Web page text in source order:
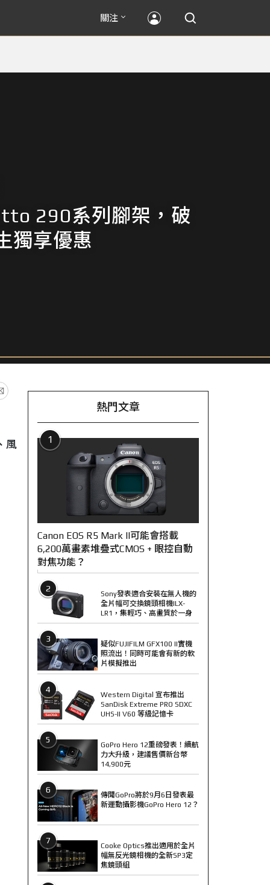
關注
290系列腳架，破
獨享優惠
風
熱門文章
1
Canon EOS R5 Mark II可能會搭載
6,200萬畫素堆疊式CMOS + 眼控自動
對焦功能？
2
Sony發表適合安裝在無人機的
全片幅可交換鏡頭相機ILX-
LR1，集輕巧、高畫質於一身
3
疑似FUJIFILM GFX100 II實機
照流出！同時可能會有新的軟
片模擬推出
4
Western Digital 宣布推出
SanDisk Extreme PRO SDXC
UHS-II V60 等級記憶卡
5
GoPro Hero 12重磅發表！續航
力大升級，建議售價新台幣
14,900元
6
傳聞GoPro將於9月6日發表最
新運動攝影機GoPro Hero 12？
7
Cooke Optics推出適用於全片
幅無反光鏡相機的全新SP3定
焦鏡頭組